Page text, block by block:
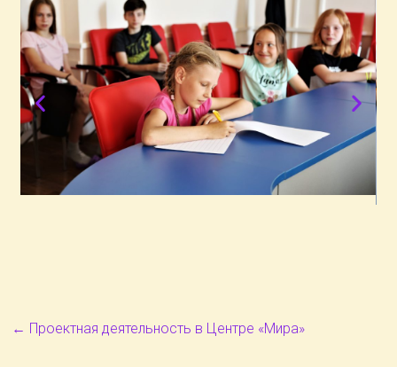
← Проектная деятельность в Центре «Мира»